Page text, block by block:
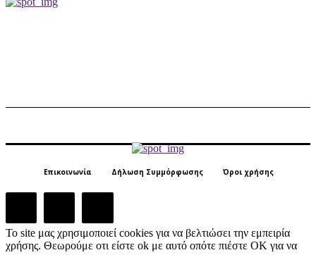
Επικοινωνία Δήλωση Συμμόρφωσης Όροι χρήσης
Το site μας χρησιμοποιεί cookies για να βελτιώσει την εμπειρία
χρήσης. Θεωρούμε οτι είστε ok με αυτό οπότε πιέστε ΟΚ για να